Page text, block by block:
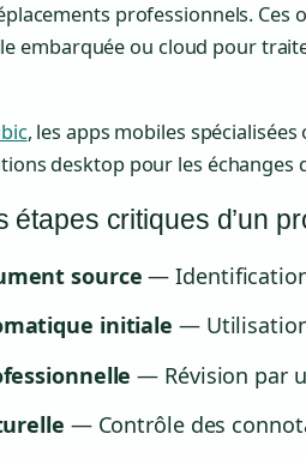
professionnels. Ces
embarquée ou cloud pour
, les apps mobiles
desktop pour les échanges
étapes critiques d’un
source — Identification
initiale —
— Révision par
— Contrôle des